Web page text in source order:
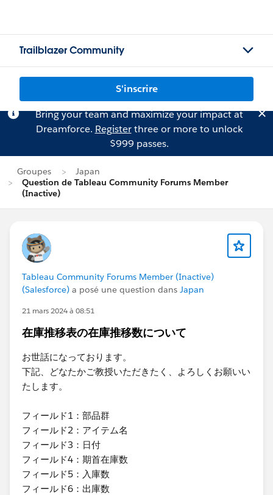
Trailblazer Community
S'inscrire
Bring your team and maximize your impact at
Dreamforce. Registerthree or more to unlock
$999 passes.
Groupes
Japan
Question de Tableau Community Forums Member
(Inactive)
Tableau Community Forums Member (Inactive)
(Salesforce) a posé une question dans Japan
21 mars 2024 à 08:51
在庫推移表の在庫推移数について
お世話になっております。
下記、どなたかご教授いただきたく、よろしくお願いい
たします。
フィールド1：部品群
フィールド2：アイテム名
フィールド3：日付
フィールド4：期首在庫数
フィールド5：入庫数
フィールド6：出庫数